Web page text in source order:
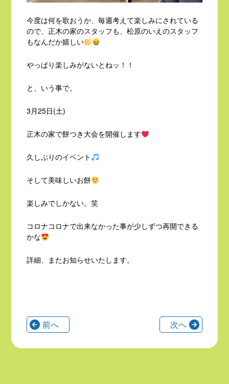
今度は何を歌おうか、毎週考えて楽しみにされている
ので、正木の家のスタッフも、松原のいえのスタッフ
もなんだか嬉しい
やっぱり楽しみがないとねッ！！
と、いう事で。
3月25日(土)
正木の家で餅つき大会を開催します
久しぶりのイベント
そして美味しいお餅
楽しみでしかない。笑
コロナコロナで出来なかった事が少しずつ再開できる
かな
詳細、またお知らせいたします。
前へ 次へ